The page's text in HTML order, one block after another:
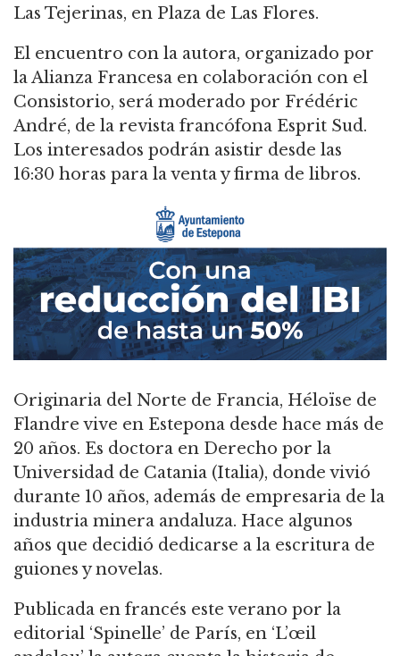
Las Tejerinas, en Plaza de Las Flores.
El encuentro con la autora, organizado por
la Alianza Francesa en colaboración con el
Consistorio, será moderado por Frédéric
André, de la revista francófona Esprit Sud.
Los interesados podrán asistir desde las
16:30 horas para la venta y firma de libros.
Originaria del Norte de Francia, Héloïse de
Flandre vive en Estepona desde hace más de
20 años. Es doctora en Derecho por la
Universidad de Catania (Italia), donde vivió
durante 10 años, además de empresaria de la
industria minera andaluza. Hace algunos
años que decidió dedicarse a la escritura de
guiones y novelas.
Publicada en francés este verano por la
editorial ‘Spinelle’ de París, en ‘L’œil